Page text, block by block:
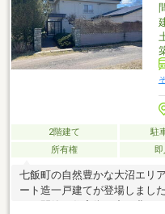
2階建て 駐
所有権
七飯町の自然豊かな大沼エリ
ート造一戸建てが登場しまし